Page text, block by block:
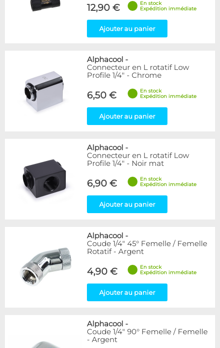
12,90 €
En stock
Expédition immédiate
Ajouter au panier
Alphacool -
Connecteur en L rotatif Low
Profile 1/4" - Chrome
6,50 €
En stock
Expédition immédiate
Ajouter au panier
Alphacool -
Connecteur en L rotatif Low
Profile 1/4" - Noir mat
6,90 €
En stock
Expédition immédiate
Ajouter au panier
Alphacool -
Coude 1/4" 45° Femelle / Femelle
Rotatif - Argent
4,90 €
En stock
Expédition immédiate
Ajouter au panier
Alphacool -
Coude 1/4" 90° Femelle / Femelle
- Argent